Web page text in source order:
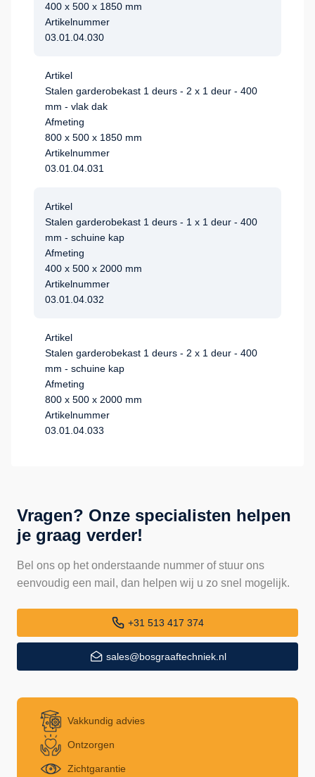
400 x 500 x 1850 mm
Artikelnummer
03.01.04.030
Artikel
Stalen garderobekast 1 deurs - 2 x 1 deur - 400
mm - vlak dak
Afmeting
800 x 500 x 1850 mm
Artikelnummer
03.01.04.031
Artikel
Stalen garderobekast 1 deurs - 1 x 1 deur - 400
mm - schuine kap
Afmeting
400 x 500 x 2000 mm
Artikelnummer
03.01.04.032
Artikel
Stalen garderobekast 1 deurs - 2 x 1 deur - 400
mm - schuine kap
Afmeting
800 x 500 x 2000 mm
Artikelnummer
03.01.04.033
Vragen? Onze specialisten helpen
je graag verder!
Bel ons op het onderstaande nummer of stuur ons
eenvoudig een mail, dan helpen wij u zo snel mogelijk.
+31 513 417 374
sales@bosgraaftechniek.nl
Vakkundig advies
Ontzorgen
Zichtgarantie